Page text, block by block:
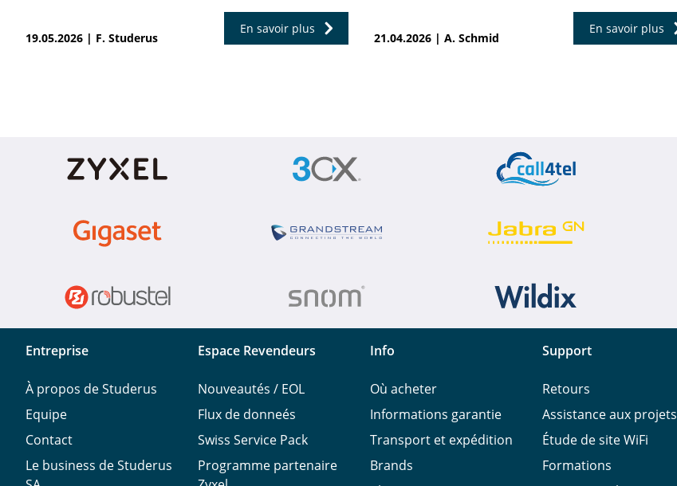
19.05.2026 | F. Studerus
En savoir plus
21.04.2026 | A. Schmid
En savoir plus
Entreprise
À propos de Studerus
Equipe
Contact
Le business de Studerus
Espace Revendeurs
Nouveautés / EOL
Flux de donneés
Swiss Service Pack
Programme partenaire
Info
Où acheter
Informations garantie
Transport et expédition
Brands
Support
Retours
Assistance aux projets
Étude de site WiFi
Formations